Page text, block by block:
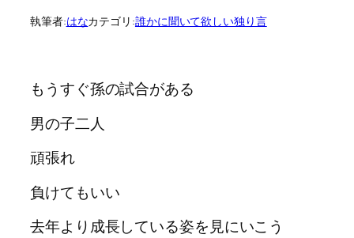
執筆者:はなカテゴリ:誰かに聞いて欲しい独り言
もうすぐ孫の試合がある
男の子二人
頑張れ
負けてもいい
去年より成長している姿を見にいこう